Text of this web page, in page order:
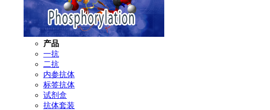
产品
一抗
二抗
内参抗体
标签抗体
试剂盒
抗体套装